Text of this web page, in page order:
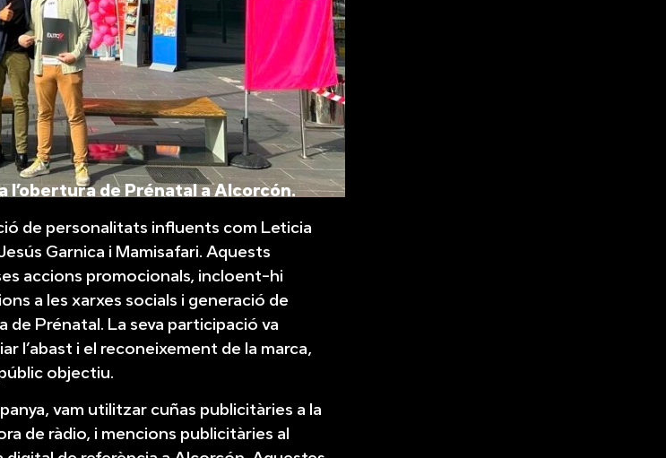
l’obertura de Prénatal a Alcorcón.
de personalitats influents com Leticia
Garnica i Mamisafari. Aquests
accions promocionals, incloent-hi
a les xarxes socials i generació de
Prénatal. La seva participació va
l’abast i el reconeixement de la marca,
objectiu.
vam utilitzar cuñas publicitàries a la
de ràdio, i mencions publicitàries al